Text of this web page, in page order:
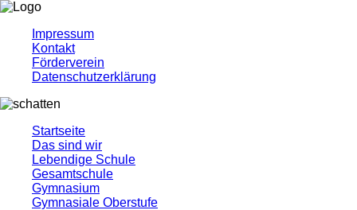
Impressum
Kontakt
Förderverein
Datenschutzerklärung
Startseite
Das sind wir
Lebendige Schule
Gesamtschule
Gymnasium
Gymnasiale Oberstufe